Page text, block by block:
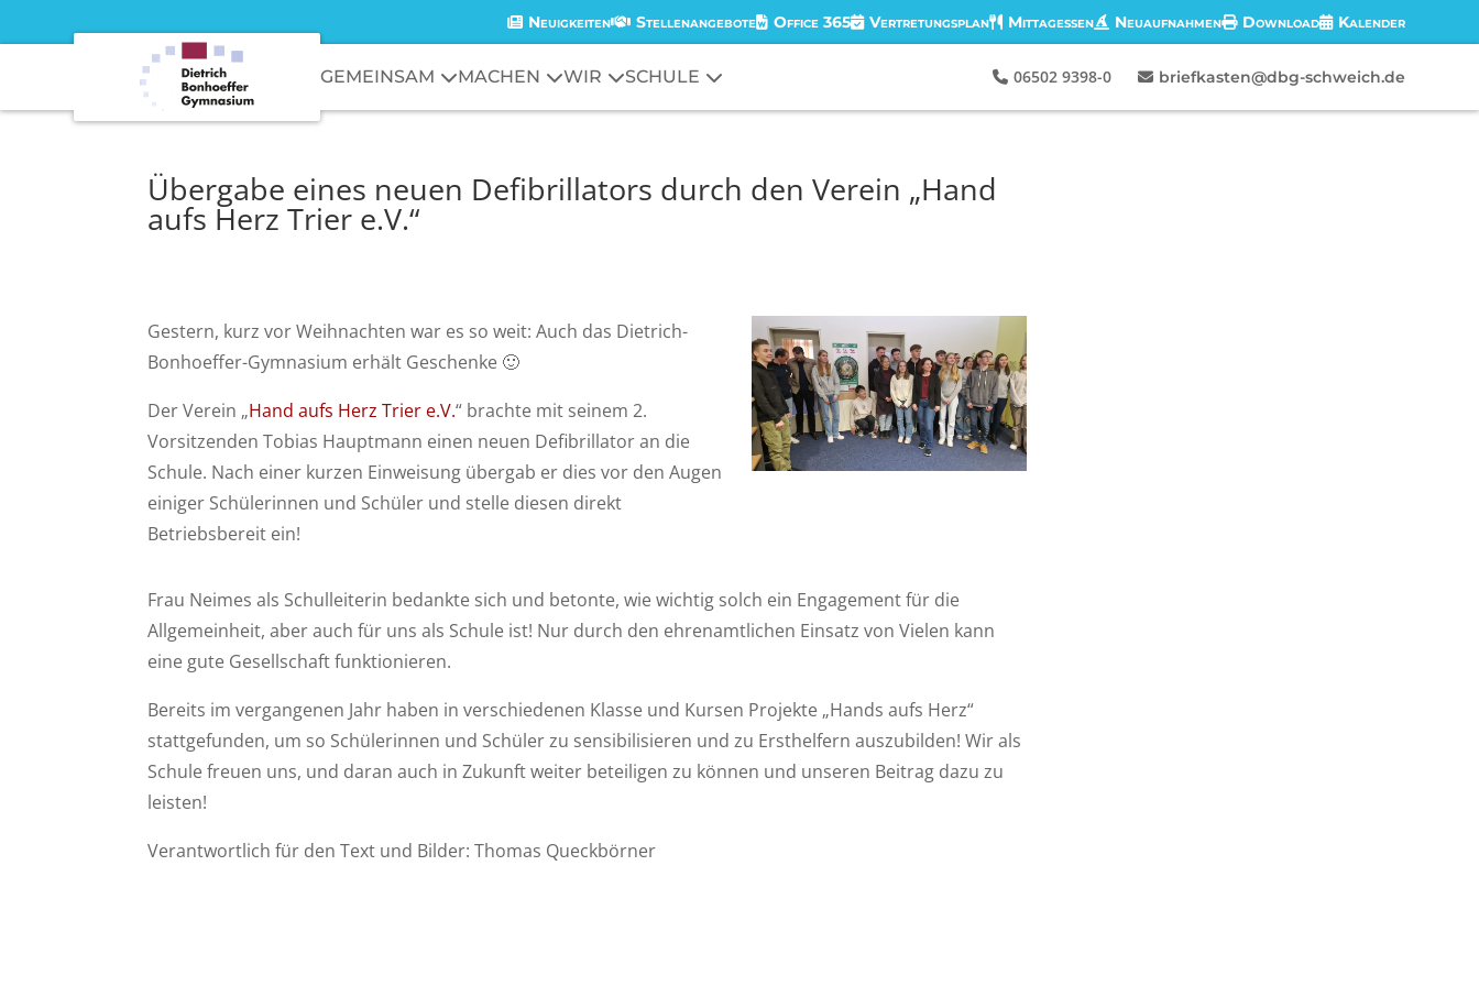
Neuigkeiten Stellenangebote Office 365 Vertretungsplan Mittagessen Neuaufnahmen Download Kalender
GEMEINSAM MACHEN WIR SCHULE 06502 9398-0 briefkasten@dbg-schweich.de
Übergabe eines neuen Defibrillators durch den Verein „Hand
aufs Herz Trier e.V.“
Gestern, kurz vor Weihnachten war es so weit: Auch das Dietrich-
Bonhoeffer-Gymnasium erhält Geschenke 🙂
Der Verein „Hand aufs Herz Trier e.V.“ brachte mit seinem 2.
Vorsitzenden Tobias Hauptmann einen neuen Defibrillator an die
Schule. Nach einer kurzen Einweisung übergab er dies vor den Augen
einiger Schülerinnen und Schüler und stelle diesen direkt
Betriebsbereit ein!
Frau Neimes als Schulleiterin bedankte sich und betonte, wie wichtig solch ein Engagement für die
Allgemeinheit, aber auch für uns als Schule ist! Nur durch den ehrenamtlichen Einsatz von Vielen kann
eine gute Gesellschaft funktionieren.
Bereits im vergangenen Jahr haben in verschiedenen Klasse und Kursen Projekte „Hands aufs Herz“
stattgefunden, um so Schülerinnen und Schüler zu sensibilisieren und zu Ersthelfern auszubilden! Wir als
Schule freuen uns, und daran auch in Zukunft weiter beteiligen zu können und unseren Beitrag dazu zu
leisten!
Verantwortlich für den Text und Bilder: Thomas Queckbörner